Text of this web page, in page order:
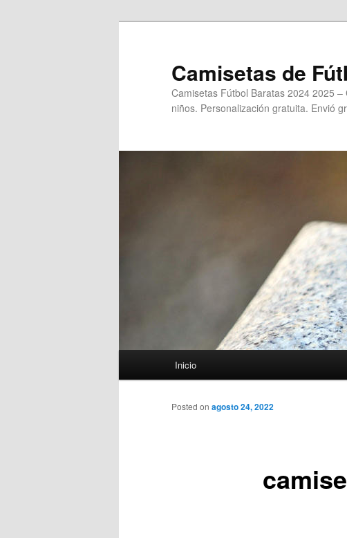
Camisetas de
Camisetas Fútbol Baratas 2024 2025
niños. Personalización gratuita. Envió
Inicio
Posted on agosto 24, 2022